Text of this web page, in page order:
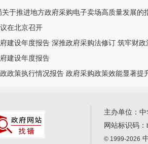
于推进地方政府采购电子卖场高质量发展的
在北京召开
建设年度报告 深推政府采购法修订 筑牢财政
建设年度报告
政策执行情况报告 政府采购政策效能显著提
主办单位：
网站标识码：
© 1999-2026